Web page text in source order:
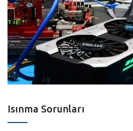
Isınma Sorunları